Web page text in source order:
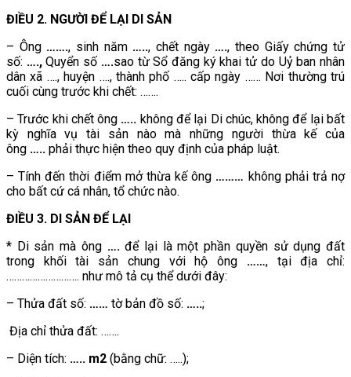
ĐIỀU 2. NGƯỜI ĐỂ LẠI DI SẢN
– Ông ……., sinh năm….., chết ngày …., theo Giấy chứng tử
số: ….,Quyển số ….sao từ Sổ đăng ký khai tử do Uỷ ban nhân
dân xã …., huyện …., thành phố ….. cấp ngày …… Nơi thường trú
cuối cùng trước khi chết: …….
– Trước khi chết ông ….. không để lại Di chúc, không để lại bất
kỳ nghĩa vụ tài sản nào mà những người thừa kế của
ông ….. phải thực hiện theo quy định của pháp luật.
– Tính đến thời điểm mở thừa kế ông ……… không phải trả nợ
cho bất cứ cá nhân, tổ chức nào.
ĐIỀU 3. DI SẢN ĐỂ LẠI
* Di sản mà ông ….để lại là một phần quyền sử dụng đất
trong khối tài sản chung với hộ ông ……, tại địa chỉ:
………………………. như mô tả cụ thể dưới đây:
– Thửa đất số: …… tờ bản đồ số: …..;
Địa chỉ thửa đất: …….
– Diện tích: ….. m2 (bằng chữ: …..);